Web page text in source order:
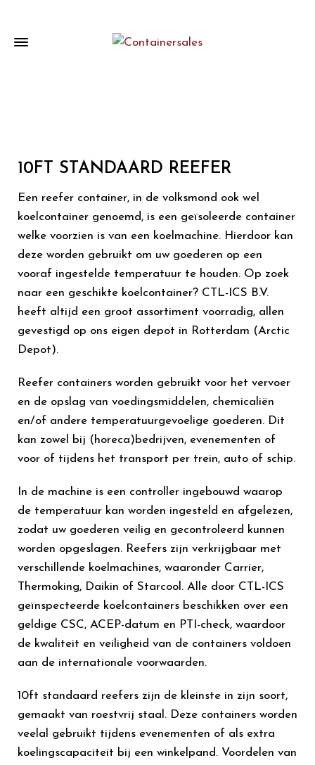
10FT STANDAARD REEFER
Een reefer container, in de volksmond ook wel
koelcontainer genoemd, is een geïsoleerde container
welke voorzien is van een koelmachine. Hierdoor kan
deze worden gebruikt om uw goederen op een
vooraf ingestelde temperatuur te houden. Op zoek
naar een geschikte koelcontainer? CTL-ICS B.V.
heeft altijd een groot assortiment voorradig, allen
gevestigd op ons eigen depot in Rotterdam (Arctic
Depot).
Reefer containers worden gebruikt voor het vervoer
en de opslag van voedingsmiddelen, chemicaliën
en/of andere temperatuurgevoelige goederen. Dit
kan zowel bij (horeca)bedrijven, evenementen of
voor of tijdens het transport per trein, auto of schip.
In de machine is een controller ingebouwd waarop
de temperatuur kan worden ingesteld en afgelezen,
zodat uw goederen veilig en gecontroleerd kunnen
worden opgeslagen. Reefers zijn verkrijgbaar met
verschillende koelmachines, waaronder Carrier,
Thermoking, Daikin of Starcool. Alle door CTL-ICS
geïnspecteerde koelcontainers beschikken over een
geldige CSC, ACEP-datum en PTI-check, waardoor
de kwaliteit en veiligheid van de containers voldoen
aan de internationale voorwaarden.
10ft standaard reefers zijn de kleinste in zijn soort,
gemaakt van roestvrij staal. Deze containers worden
veelal gebruikt tijdens evenementen of als extra
koelingscapaciteit bij een winkelpand. Voordelen van